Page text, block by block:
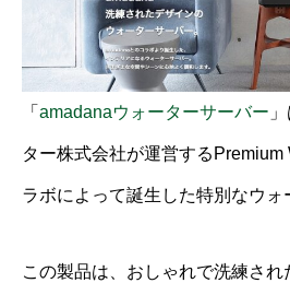
「 amadanaウォーターサーバー
ター株式会社が運営するPremium
ラボによって誕生した特別なウォ
この製品は、おしゃれで洗練され